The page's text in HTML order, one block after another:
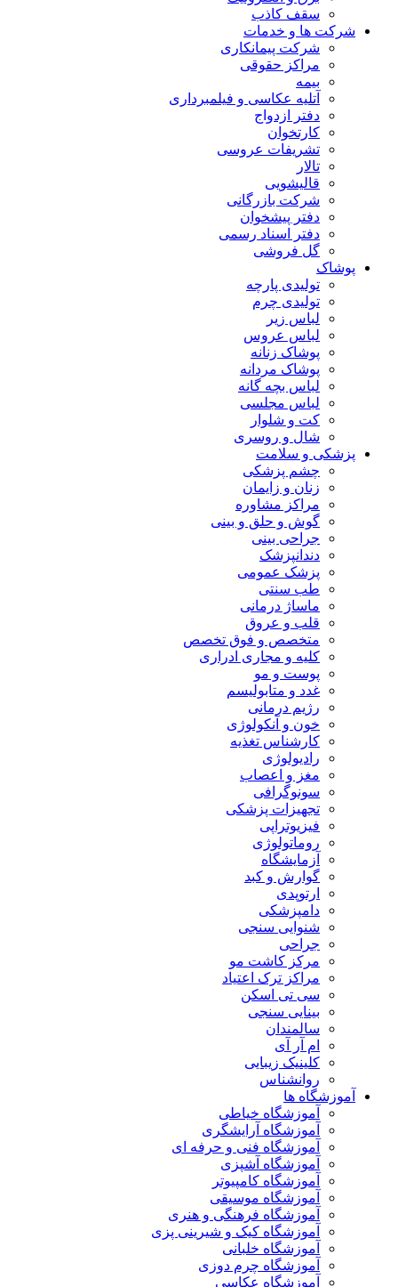
سقف کاذب
شرکت ها و خدمات
شرکت پیمانکاری
مراکز حقوقی
بیمه
آتلیه عکاسی و فیلمبرداری
دفتر ازدواج
کارتخوان
تشریفات عروسی
تالار
قالیشویی
شرکت بازرگانی
دفتر پیشخوان
دفتر اسناد رسمی
گل فروشی
پوشاک
تولیدی پارچه
تولیدی چرم
لباس زیر
لباس عروس
پوشاک زنانه
پوشاک مردانه
لباس بچه گانه
لباس مجلسی
کت و شلوار
شال و روسری
پزشکی و سلامت
چشم پزشکی
زنان و زایمان
مراکز مشاوره
گوش و حلق و بینی
جراحی بینی
دندانپزشک
پزشک عمومی
طب سنتی
ماساژ درمانی
قلب و عروق
متخصص و فوق تخصص
کلیه و مجاری ادراری
پوست و مو
غدد و متابولیسم
رژیم درمانی
خون و آنکولوژی
کارشناس تغذیه
رادیولوژی
مغز و اعصاب
سونوگرافی
تجهیزات پزشکی
فیزیوتراپی
روماتولوژی
آزمایشگاه
گوارش و کبد
ارتوپدی
دامپزشکی
شنوایی سنجی
جراحی
مرکز کاشت مو
مراکز ترک اعتیاد
سی تی اسکن
بینایی سنجی
سالمندان
ام آر آی
کلینیک زیبایی
روانشناس
آموزشگاه ها
آموزشگاه خیاطی
آموزشگاه آرایشگری
آموزشگاه فنی و حرفه ای
آموزشگاه آشپزی
آموزشگاه کامپیوتر
آموزشگاه موسیقی
آموزشگاه فرهنگی و هنری
آموزشگاه کیک و شیرینی پزی
آموزشگاه خلبانی
آموزشگاه چرم دوزی
آموزشگاه عکاسی